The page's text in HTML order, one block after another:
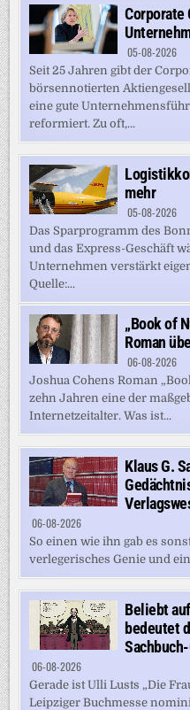
Corporate
05-08-2026
Seit 25 Jahren gibt der
börsennotierten
eine gute
reformiert. Zu oft,...
mehr
05-08-2026
Das Sparprogramm des
und das Express-Geschäft
Unternehmen verstärkt
Quelle:...
„Book of
Roman
06-08-2026
Joshua Cohens Roman
zehn Jahren eine der
Internetzeitalter. Was ist...
Klaus G.
06-08-2026
So einen wie ihn gab es
verlegerisches Genie und
Beliebt
bedeutet
06-08-2026
Gerade ist Ulli Lusts „Die
Leipziger Buchmesse